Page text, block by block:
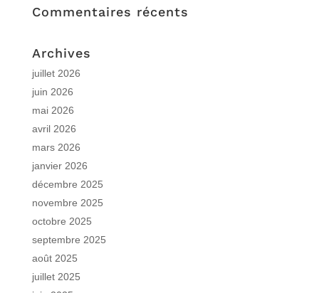
Commentaires récents
Archives
juillet 2026
juin 2026
mai 2026
avril 2026
mars 2026
janvier 2026
décembre 2025
novembre 2025
octobre 2025
septembre 2025
août 2025
juillet 2025